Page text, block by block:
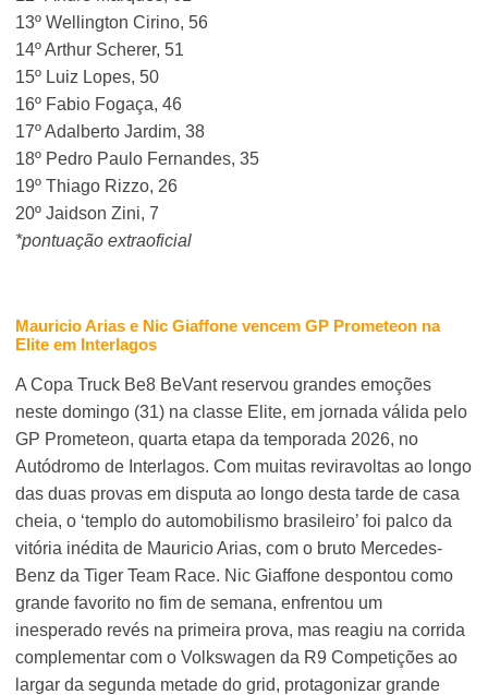
13º Wellington Cirino, 56
14º Arthur Scherer, 51
15º Luiz Lopes, 50
16º Fabio Fogaça, 46
17º Adalberto Jardim, 38
18º Pedro Paulo Fernandes, 35
19º Thiago Rizzo, 26
20º Jaidson Zini, 7
*pontuação extraoficial
Mauricio Arias e Nic Giaffone vencem GP Prometeon na
Elite em Interlagos
A Copa Truck Be8 BeVant reservou grandes emoções
neste domingo (31) na classe Elite, em jornada válida pelo
GP Prometeon, quarta etapa da temporada 2026, no
Autódromo de Interlagos. Com muitas reviravoltas ao longo
das duas provas em disputa ao longo desta tarde de casa
cheia, o ‘templo do automobilismo brasileiro’ foi palco da
vitória inédita de Mauricio Arias, com o bruto Mercedes-
Benz da Tiger Team Race. Nic Giaffone despontou como
grande favorito no fim de semana, enfrentou um
inesperado revés na primeira prova, mas reagiu na corrida
complementar com o Volkswagen da R9 Competições ao
largar da segunda metade do grid, protagonizar grande